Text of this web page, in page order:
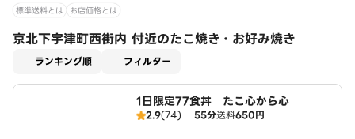
標準送料とは お店価格とは
京北下宇津町西街内 付近のたこ焼き・お好み焼き
ランキング順 フィルター
1日限定77食丼 たこ心から心
2.9(74) 55分送料650円